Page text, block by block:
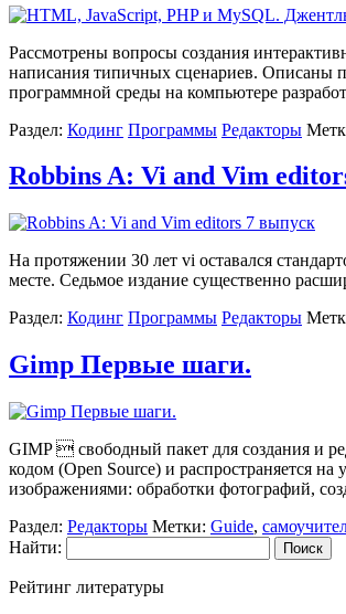
Рассмотрены вопросы создания
написания типичных сценариев. Описаны
программной среды на компьютере
Раздел: Кодинг Программы Редакторы
Robbins A: Vi and Vim
На протяжении 30 лет vi оставался
месте. Седьмое издание существенно
Раздел: Кодинг Программы Редакторы
Gimp Первые шаги.
GIMP  свободный пакет для создания и
кодом (Open Source) и распространяется
изображениями: обработки фотографий,
Раздел: Редакторы Метки: Guide,
Найти:
Рейтинг литературы